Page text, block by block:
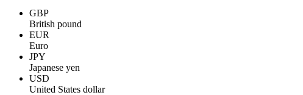
GBP
British pound
EUR
Euro
JPY
Japanese yen
USD
United States dollar